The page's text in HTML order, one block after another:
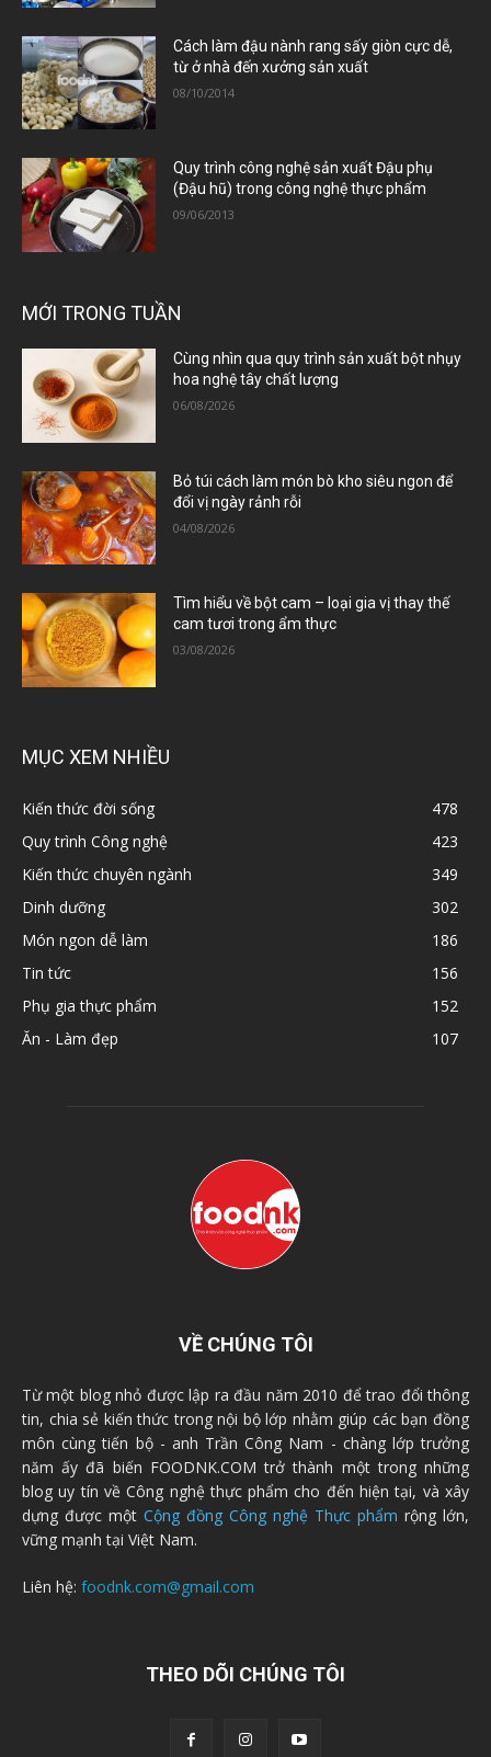
Cách làm đậu nành rang sấy giòn cực dễ,
từ ở nhà đến xưởng sản xuất
08/10/2014
Quy trình công nghệ sản xuất Đậu phụ
(Đậu hũ) trong công nghệ thực phẩm
09/06/2013
MỚI TRONG TUẦN
Cùng nhìn qua quy trình sản xuất bột nhụy
hoa nghệ tây chất lượng
06/08/2026
Bỏ túi cách làm món bò kho siêu ngon để
đổi vị ngày rảnh rỗi
04/08/2026
Tìm hiểu về bột cam – loại gia vị thay thế
cam tươi trong ẩm thực
03/08/2026
MỤC XEM NHIỀU
Kiến thức đời sống
478
Quy trình Công nghệ
423
Kiến thức chuyên ngành
349
Dinh dưỡng
302
Món ngon dễ làm
186
Tin tức
156
Phụ gia thực phẩm
152
Ăn - Làm đẹp
107
VỀ CHÚNG TÔI
Từ một blog nhỏ được lập ra đầu năm 2010 để trao đổi thông
tin, chia sẻ kiến thức trong nội bộ lớp nhằm giúp các bạn đồng
môn cùng tiến bộ - anh Trần Công Nam - chàng lớp trưởng
năm ấy đã biến FOODNK.COM trở thành một trong những
blog uy tín về Công nghệ thực phẩm cho đến hiện tại, và xây
dựng được một Cộng đồng Công nghệ Thực phẩm rộng lớn,
vững mạnh tại Việt Nam.
Liên hệ: foodnk.com@gmail.com
THEO DÕI CHÚNG TÔI